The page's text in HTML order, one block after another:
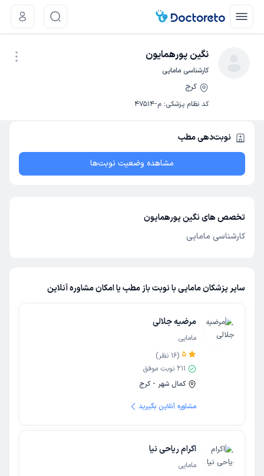
نگین پورهمایون
کارشناسی مامایی
کرج
کد نظام پزشکی: م-47514
نوبت‌دهی مطب
مشاهده وضعیت نوبت‌ها
تخصص های نگین پورهمایون
کارشناسی مامایی
سایر پزشکان مامایی با نوبت باز مطب یا امکان مشاوره آنلاین
مرضیه جلالی
مامایی
5
(
16 نظر)
211 نوبت موفق
کمال شهر - کرج
مشاوره آنلاین بگیرید
اکرام ریاحی نیا
مامایی